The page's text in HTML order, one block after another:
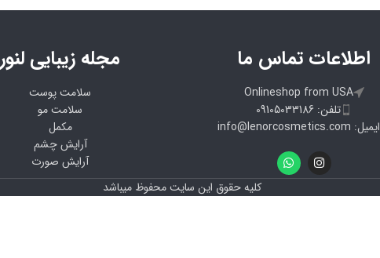
اطلاعات تماس ما
Onlineshop from USA
تلفن: 09105033186
ایمیل: info@lenorcosmetics.com
مجله زیبایی لنور
سلامت پوست
سلامت مو
مکمل
آرایش چشم
آرایش صورت
کلیه حقوق این سایت محفوظ میباشد